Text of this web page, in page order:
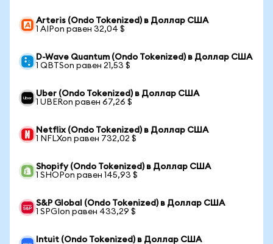
Arteris (Ondo Tokenized) в Доллар США
1 AIPon равен 32,04 $
D-Wave Quantum (Ondo Tokenized) в Доллар США
1 QBTSon равен 21,53 $
Uber (Ondo Tokenized) в Доллар США
1 UBERon равен 67,26 $
Netflix (Ondo Tokenized) в Доллар США
1 NFLXon равен 732,02 $
Shopify (Ondo Tokenized) в Доллар США
1 SHOPon равен 145,93 $
S&P Global (Ondo Tokenized) в Доллар США
1 SPGIon равен 433,29 $
Intuit (Ondo Tokenized) в Доллар США